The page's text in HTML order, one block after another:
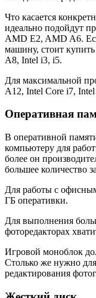
Что касается
идеально подойдут
AMD E2, AMD A6.
машину, стоит
A8, Intel i3, i5.
Для максимальной
A12, Intel Core i7,
Оперативная
В оперативной
компьютеру для
более он
большее количество
Для работы с
ГБ оперативки.
Для выполнения
фоторедакторах
Игровой моноблок
Столько же нужно
редактирования